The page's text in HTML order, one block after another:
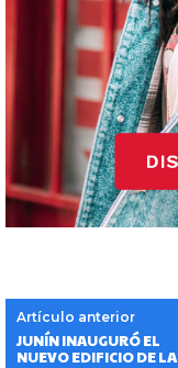
Artículo anterior
JUNÍN INAUGURÓ EL
NUEVO EDIFICIO DE LA